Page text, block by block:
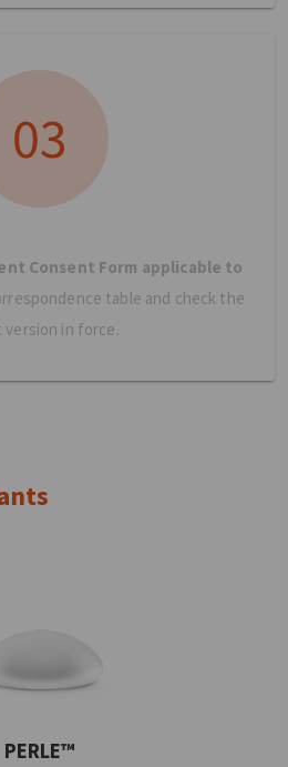
Consent Form applicable to
table and check the
version in force.
PERLE™